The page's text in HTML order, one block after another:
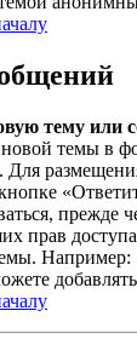
тему или
новой темы в
Для
прежде
прав
Например: